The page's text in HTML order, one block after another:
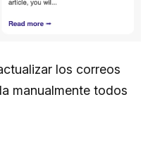
los correos
manualmente todos